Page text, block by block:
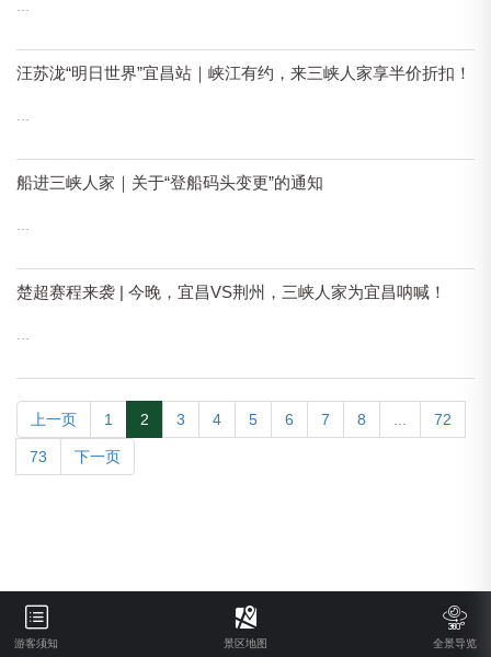
汪苏泷“明日世界”宜昌站｜峡江有约，来三峡人家享半价折扣！
船进三峡人家｜关于“登船码头变更”的通知
楚超赛程来袭 | 今晚，宜昌VS荆州，三峡人家为宜昌呐喊！
上一页 1 2 3 4 5 6 7 8 72
73 下一页
游客须知 景区地图 全景导览